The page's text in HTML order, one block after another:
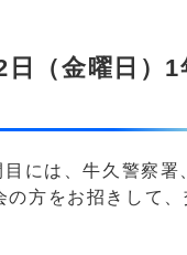
日（金曜日）
には、牛久警察署
の方をお招きして